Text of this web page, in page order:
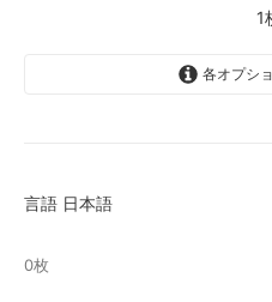
1
各オプシ
言語 日本語
0枚